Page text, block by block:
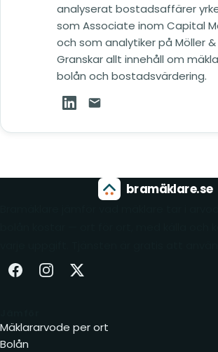
analyserat bostadsaffärer
som Associate inom Capital
och som analytiker på Möller &
Granskar allt innehåll om
bolån och bostadsvärdering.
William Broberg Piller på
Mejla William Broberg
bramäklare.se
Facebook (öppnas i ny flik)
Instagram (öppnas i ny flik)
X (öppnas i ny flik)
Mäklararvode per ort
Bolån